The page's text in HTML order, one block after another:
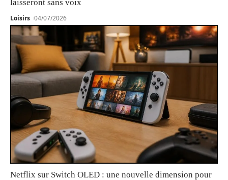
laisseront sans voix
Loisirs 04/07/2026
Netflix sur Switch OLED : une nouvelle dimension pour